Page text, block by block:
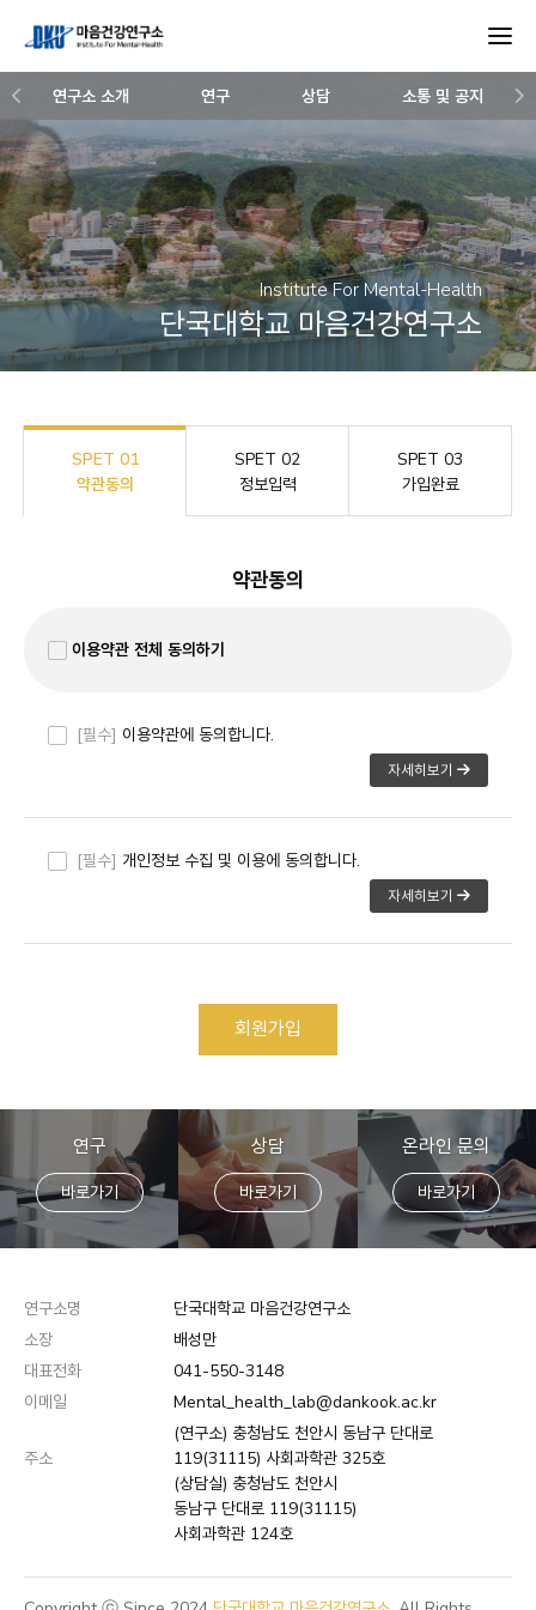
연구소 소개 연구 상담 소통 및 공지
Institute For Mental-Health
단국대학교 마음건강연구소
SPET 01
약관동의
SPET 02
정보입력
SPET 03
가입완료
약관동의
이용약관 전체 동의하기
[필수] 이용약관에 동의합니다.
자세히보기
[필수] 개인정보 수집 및 이용에 동의합니다.
자세히보기
회원가입
연구
바로가기
상담
바로가기
온라인 문의
바로가기
연구소명
단국대학교 마음건강연구소
소장
배성만
대표전화
041-550-3148
이메일
Mental_health_lab@dankook.ac.kr
주소
(연구소) 충청남도 천안시 동남구 단대로
119(31115) 사회과학관 325호
(상담실) 충청남도 천안시
동남구 단대로 119(31115)
사회과학관 124호